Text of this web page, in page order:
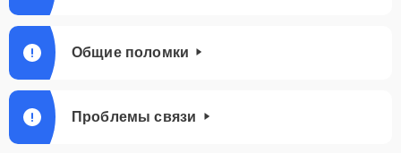
Общие поломки
Проблемы связи